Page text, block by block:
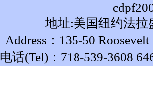
地址:美国纽约法拉
Address：135-50
电话(Tel)：718-539-3608